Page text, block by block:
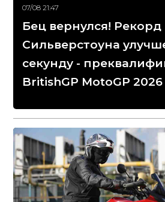
07/08 21:47
Бец вернулся! Рекорд
Сильверстоуна
секунду -
BritishGP MotoGP 2026